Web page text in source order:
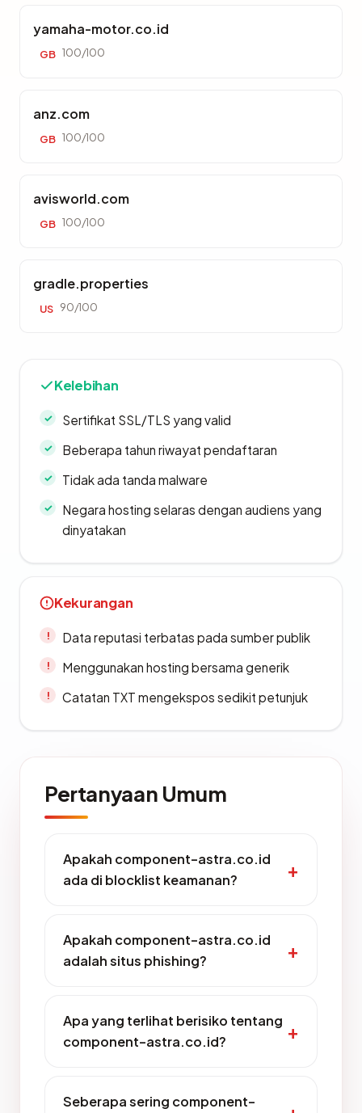
yamaha-motor.co.id
GB 100/100
anz.com
GB 100/100
avisworld.com
GB 100/100
gradle.properties
US 90/100
Kelebihan
Sertifikat SSL/TLS yang valid
Beberapa tahun riwayat pendaftaran
Tidak ada tanda malware
Negara hosting selaras dengan audiens yang
dinyatakan
Kekurangan
Data reputasi terbatas pada sumber publik
Menggunakan hosting bersama generik
Catatan TXT mengekspos sedikit petunjuk
Pertanyaan Umum
Apakah component-astra.co.id
ada di blocklist keamanan?
Apakah component-astra.co.id
adalah situs phishing?
Apa yang terlihat berisiko tentang
component-astra.co.id?
Seberapa sering component-